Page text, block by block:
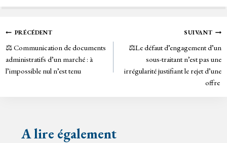
bo tt ail tF
rie
n
dl
y
Navigation
de
l’article
PRÉCÉDENT
⚖️ Communication de documents
administratifs d’un marché : à
l’impossible nul n’est tenu
SUIVANT
⚖️Le défaut d’engagement d’un
sous-traitant n’est pas une
irrégularité justifiant le rejet d’une
offre
A lire également